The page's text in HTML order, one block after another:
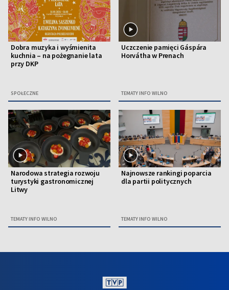
Dobra muzyka i wyśmienita
kuchnia – na pożegnanie lata
przy DKP
SPOŁECZNE
Uczczenie pamięci Gáspára
Horvátha w Prenach
TEMATY INFO WILNO
Narodowa strategia rozwoju
turystyki gastronomicznej
Litwy
TEMATY INFO WILNO
Najnowsze rankingi poparcia
dla partii politycznych
TEMATY INFO WILNO